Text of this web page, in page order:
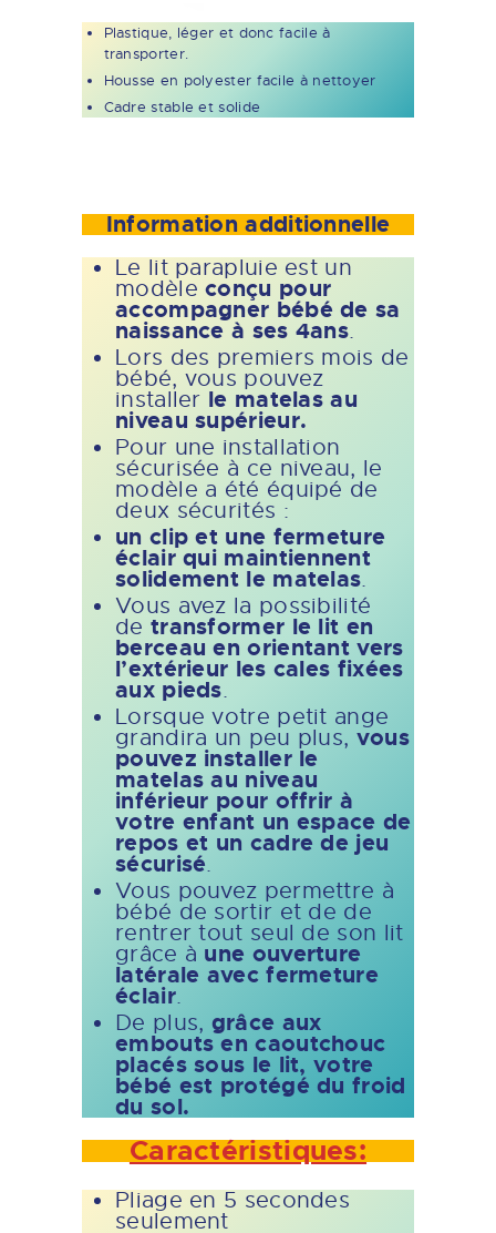
Plastique, léger et donc facile à
transporter.
Housse en polyester facile à nettoyer
Cadre stable et solide
Information additionnelle
Le lit parapluie est un
modèleconçu pour
accompagner bébé de sa
naissance à ses 4ans.
Lors des premiers mois de
bébé, vous pouvez
installer le matelas au
niveau supérieur.
Pour une installation
sécurisée à ce niveau, le
modèle a été équipé de
deux sécurités :
un clip et une fermeture
éclair qui maintiennent
solidement le matelas.
Vous avez la possibilité
de transformer le lit en
berceau en orientant vers
l’extérieur les cales fixées
aux pieds.
Lorsque votre petit ange
grandira un peu plus, vous
pouvez installer le
matelas au niveau
inférieur pour offrir à
votre enfant un espace de
repos et un cadre de jeu
sécurisé.
Vous pouvez permettre à
bébé de sortir et de de
rentrer tout seul de son lit
grâce à une ouverture
latérale avec fermeture
éclair.
De plus, grâce aux
embouts en caoutchouc
placés sous le lit, votre
bébé est protégé du froid
du sol.
Caractéristiques:
Pliage en 5 secondes
seulement